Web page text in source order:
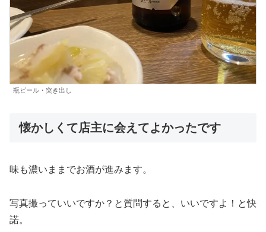
瓶ビール・突き出し
懐かしくて店主に会えてよかったです
味も濃いままでお酒が進みます。
写真撮っていいですか？と質問すると、いいですよ！と快
諾。